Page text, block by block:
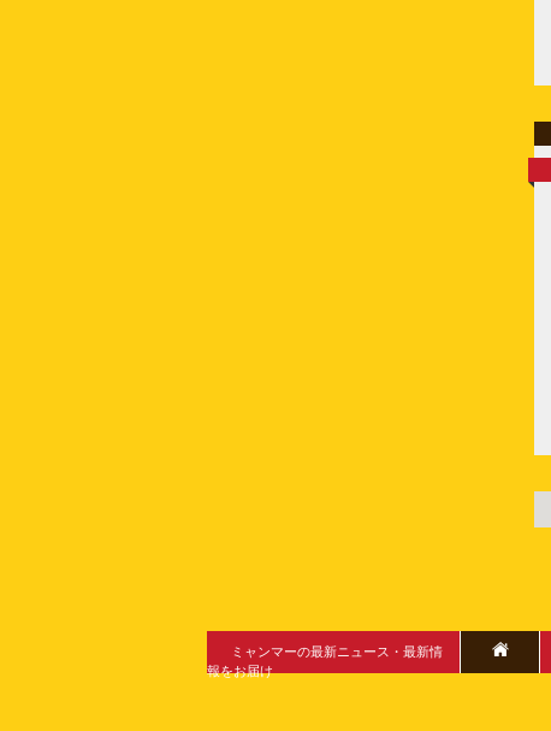
ミャンマーの最新ニュース・最新情
報をお届け